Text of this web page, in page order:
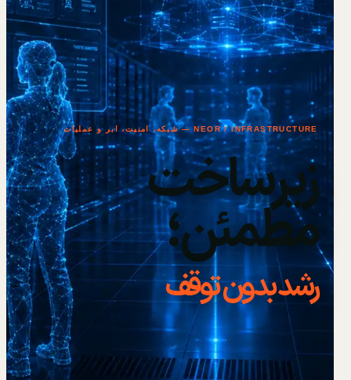
NEOR / INFRASTRUCTURE — شبکه، امنیت، ابر و عملیات
زیرساخت
مطمئن؛
رشد بدون توقف